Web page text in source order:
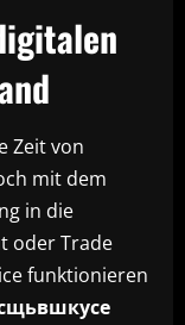
Zeit von
mit dem
in die
oder Trade
funktionieren